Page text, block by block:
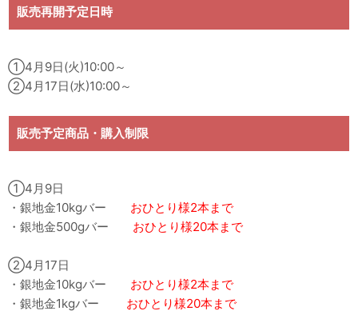
販売再開予定日時
①4月9日(火)10:00～
②4月17日(水)10:00～
販売予定商品・購入制限
①4月9日
・銀地金10kgバー おひとり様2本まで
・銀地金500gバー おひとり様20本まで
②4月17日
・銀地金10kgバー おひとり様2本まで
・銀地金1kgバー おひとり様20本まで